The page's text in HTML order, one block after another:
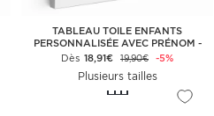
TABLEAU TOILE ENFANTS
PERSONNALISÉE AVEC PRÉNOM -
RENARD
Dès 18,91€ 19,90€ -5%
Plusieurs tailles